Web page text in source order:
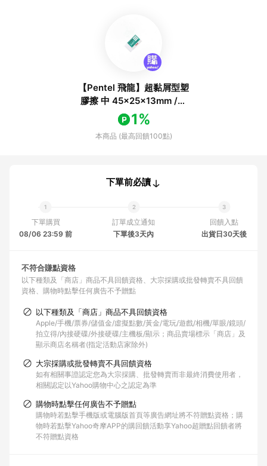
【Pentel 飛龍】超黏屑型塑
膠擦 中 45x25x13mm /個
ZES-08
1%
本商品 (最高回饋100點)
下單前必讀
下單購買
08/06 23:59 前
訂單成立通知
下單後3天內
回饋入點
出貨日30天後
不符合賺點資格
以下種類及「商店」商品不具回饋資格
大宗採購或批發轉賣不具回饋
資格
購物時點擊任何廣告不予贈點
以下種類及「商店」商品不具回饋資格
Apple/手機/票券/儲值金/虛擬點數/黃金/電玩/遊戲/相機/單眼/鏡頭/
拍立得/內接硬碟/外接硬碟/主機板/顯示；商品賣場標示「商店」及
顯示商店名稱者(指定活動店家除外)
大宗採購或批發轉賣不具回饋資格
如有相關事證認定您為大宗採購、批發轉賣而非最終消費使用者，
相關認定以Yahoo購物中心之認定為準
購物時點擊任何廣告不予贈點
購物時若點擊手機版或電腦版首頁等廣告網址將不符贈點資格；購
物時若點擊Yahoo奇摩APP的購回饋活動享Yahoo超贈點回饋者將
不符贈點資格